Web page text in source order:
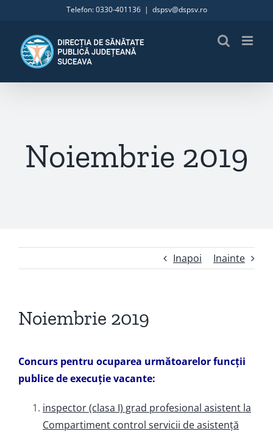
content
Telefon: 0330-401136 | dspsv@dspsv.ro
Noiembrie 2019
Inapoi Inainte
Noiembrie 2019
Concurs pentru ocuparea următoarelor funcții
publice de execuție vacante:
inspector (clasa I) grad profesional asistent la
Compartiment control servicii de asistență